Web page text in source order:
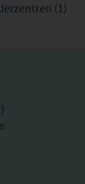
(1)